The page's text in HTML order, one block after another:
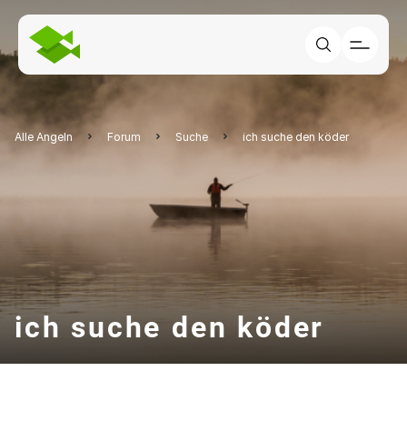
Alle Angeln Forum Suche ich suche den köder
ich suche den köder